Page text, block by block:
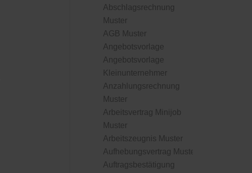
Abschlagsrechnung
Muster
AGB Muster
Angebotsvorlage
Angebotsvorlage
Kleinunternehmer
Anzahlungsrechnung
Muster
Arbeitsvertrag Minijob
Muster
Arbeitszeugnis Muster
Aufhebungsvertrag Muster
Auftragsbestätigung